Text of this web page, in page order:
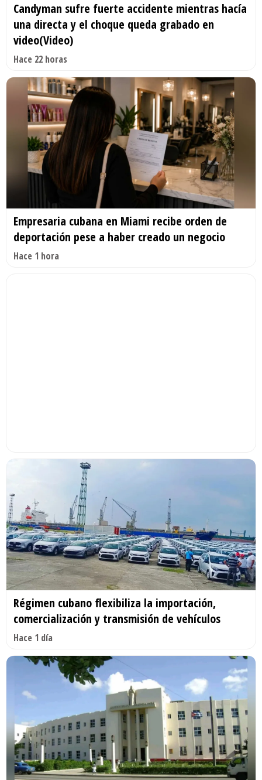
Candyman sufre fuerte accidente mientras hacía
una directa y el choque queda grabado en
video(Video)
Hace 22 horas
Empresaria cubana en Miami recibe orden de
deportación pese a haber creado un negocio
Hace 1 hora
Régimen cubano flexibiliza la importación,
comercialización y transmisión de vehículos
Hace 1 día